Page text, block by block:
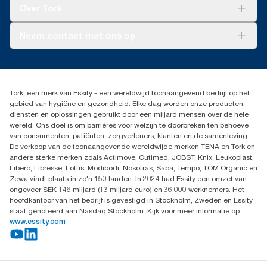
Productklacht
Dispenserklacht
030 - 698 46 66
Essity Netherlands B.V.
Arnhemse Bovenweg 120
3708 AH ZEIST
Nederland
Tork, een merk van Essity - een wereldwijd toonaangevend bedrijf op het
gebied van hygiëne en gezondheid. Elke dag worden onze producten,
diensten en oplossingen gebruikt door een miljard mensen over de hele
wereld. Ons doel is om barrières voor welzijn te doorbreken ten behoeve
van consumenten, patiënten, zorgverleners, klanten en de samenleving.
De verkoop van de toonaangevende wereldwijde merken TENA en Tork en
andere sterke merken zoals Actimove, Cutimed, JOBST, Knix, Leukoplast,
Libero, Libresse, Lotus, Modibodi, Nosotras, Saba, Tempo, TOM Organic en
Zewa vindt plaats in zo'n 150 landen. In 2024 had Essity een omzet van
ongeveer SEK 146 miljard (13 miljard euro) en 36.000 werknemers. Het
hoofdkantoor van het bedrijf is gevestigd in Stockholm, Zweden en Essity
staat genoteerd aan Nasdaq Stockholm. Kijk voor meer informatie op
www.essity.com